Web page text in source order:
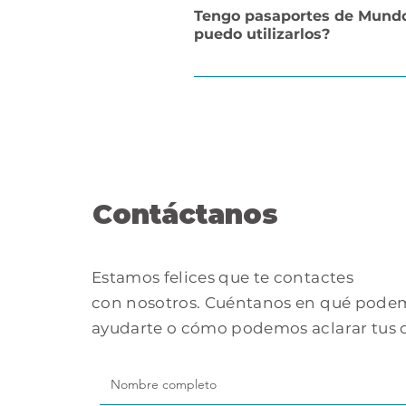
En nuestra aplicación Mundo
En las taquillas del parque."
Tengo pasaportes de
puedo utilizarlos?
Debes acercarte a las taquillas
Contáctanos
Estamos felices que te contactes
con nosotros. Cuéntanos en qué
ayudarte o cómo podemos aclarar tus